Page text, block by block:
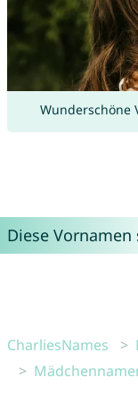
Wunderschöne
Diese
CharliesNames